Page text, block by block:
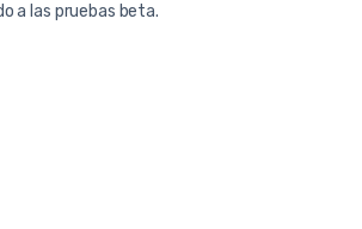
a las pruebas beta.